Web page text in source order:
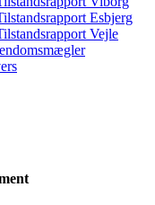
Esbjerg
Vejle